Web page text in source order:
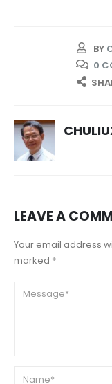
BY
0
LEAVE A
Your email address
marked *